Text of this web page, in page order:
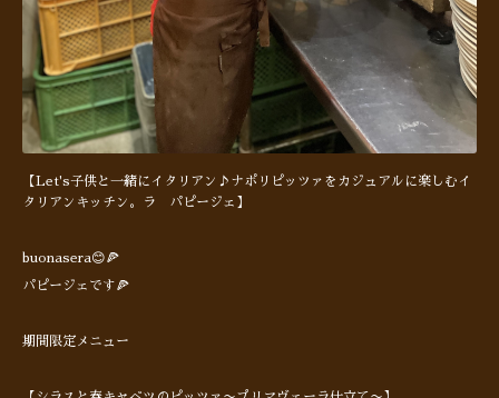
【Let's子供と一緒にイタリアン♪ナポリピッツァをカジュアルに楽しむイ
タリアンキッチン。ラ パピージェ】
buonasera😊🍕
パピージェです🍕
期間限定メニュー